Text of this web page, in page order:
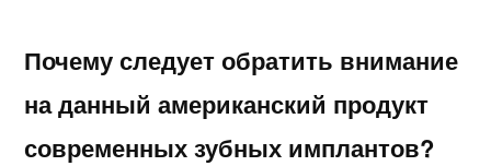
Почему следует обратить внимание
на данный американский продукт
современных зубных имплантов?